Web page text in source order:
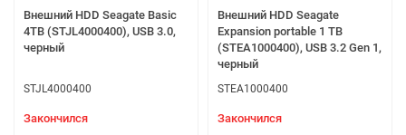
Внешний HDD Seagate Basic
4TB (STJL4000400), USB 3.0,
черный
STJL4000400
Закончился
Внешний HDD Seagate
Expansion portable 1 TB
(STEA1000400), USB 3.2 Gen 1,
черный
STEA1000400
Закончился